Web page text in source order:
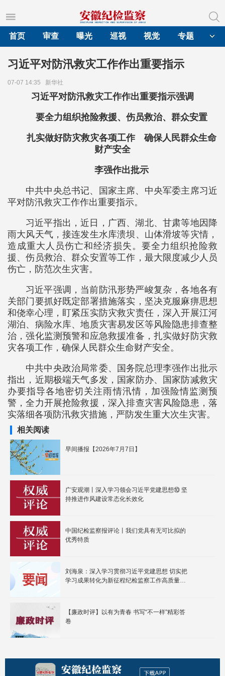
首页
审查 曝光 巡视 视觉 专题
习近平对防汛救灾工作作出重要指示
07-07 14:35 新华社
习近平对防汛救灾工作作出重要指示强调
要全力组织抢险救援、伤员救治、群众安置
扎实做好防灾救灾各项工作 确保人民群众生命
财产安全
李强作出批示
中共中央总书记、国家主席、中央军委主席习近
平对防汛救灾工作作出重要指示。
习近平指出，近日，广西、湖北、甘肃等地因降
雨大风天气，接连发生水库溃坝、山体滑坡等灾情，
造成重大人员伤亡和经济损失。要全力组织抢险救
援、伤员救治、群众安置等工作，最大限度减少人员
伤亡，防范次生灾害。
习近平强调，当前防汛形势严峻复杂，各地各有
关部门要抓好既定部署措施落实，坚决克服麻痹思想
和侥幸心理，盯紧压实防灾救灾责任，深入开展江河
湖泊、病险水库、地质灾害易发区等风险隐患排查整
治，强化监测预警和应急救援准备，扎实做好防灾救
灾各项工作，确保人民群众生命财产安全。
中共中央政治局常委、国务院总理李强作出批示
指出，近期极端天气多发，国家防办、国家防减救灾
办要指导各地密切关注雨情汛情，加强险情监测预
警，全力开展抢险救援，深入排查灾害风险隐患，落
实落细各项防汛救灾措施，严防发生重大次生灾害。
相关阅读
早间播报【2026年7月7日】
广安观潮丨深入学习领会习近平党建思想⑩ 坚
持推进作风建设常态化长效化
中国纪检监察报评论丨我们党具有无可比拟的
优秀特质
刘海泉：深入学习贯彻习近平党建思想 切实把
学习成果转化为新征程纪检监察工作高质量发
【廉政时评】以有为青春 书写“不一样”精彩答
卷